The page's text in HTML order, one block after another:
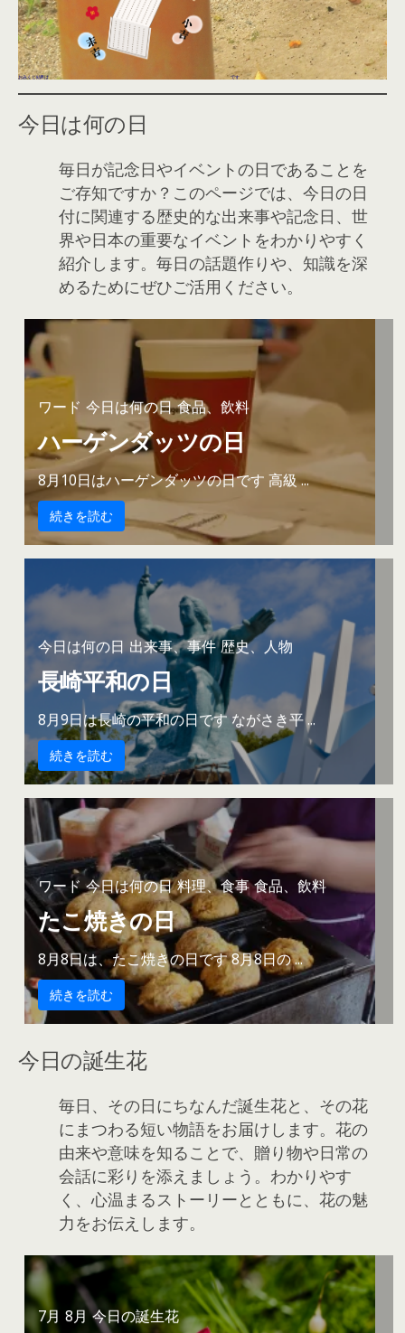
おみくじ結果は です
今日は何の日
毎日が記念日やイベントの日であることを
ご存知ですか？このページでは、今日の日
付に関連する歴史的な出来事や記念日、世
界や日本の重要なイベントをわかりやすく
紹介します。毎日の話題作りや、知識を深
めるためにぜひご活用ください。
ワード 今日は何の日 食品、飲料
ハーゲンダッツの日
8月10日はハーゲンダッツの日です 高級 ...
続きを読む
今日は何の日 出来事、事件 歴史、人物
長崎平和の日
8月9日は長崎の平和の日です ながさき平 ...
続きを読む
ワード 今日は何の日 料理、食事 食品、飲料
たこ焼きの日
8月8日は、たこ焼きの日です 8月8日の ...
続きを読む
今日の誕生花
毎日、その日にちなんだ誕生花と、その花
にまつわる短い物語をお届けします。花の
由来や意味を知ることで、贈り物や日常の
会話に彩りを添えましょう。わかりやす
く、心温まるストーリーとともに、花の魅
力をお伝えします。
7月 8月 今日の誕生花